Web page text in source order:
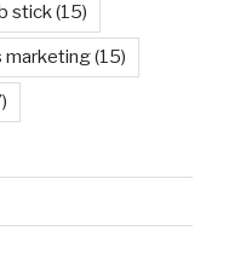
stick(15)
marketing(15)